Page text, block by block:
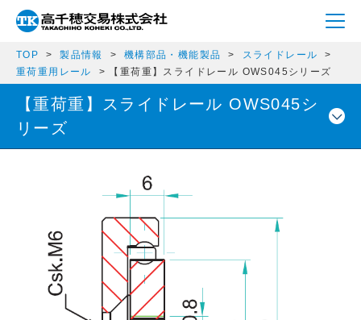
TOP 製品情報 機構部品・機能製品
スライドレール
重荷重用レール
【重荷重】スライドレール OWS045シリーズ
【重荷重】スライドレール OWS045シ
リーズ